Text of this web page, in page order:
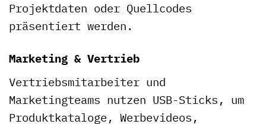
Projektdaten oder Quellcodes
präsentiert werden.
Marketing & Vertrieb
Vertriebsmitarbeiter und
Marketingteams nutzen USB-Sticks, um
Produktkataloge, Werbevideos,